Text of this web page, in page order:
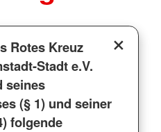
Rotes Kreuz
Stadt e.V.
seines
(§ 1) und seiner
folgende